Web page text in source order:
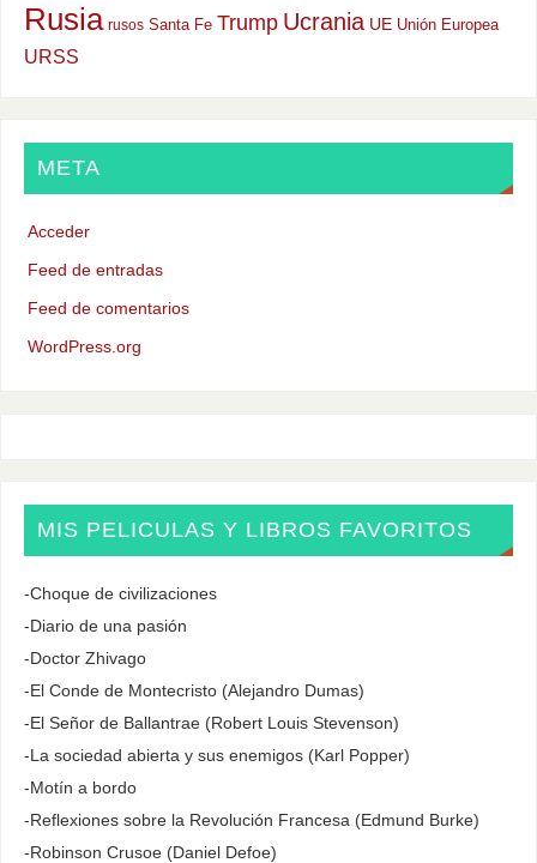
Rusia rusos Santa Fe Trump Ucrania UE Unión Europea
URSS
META
Acceder
Feed de entradas
Feed de comentarios
WordPress.org
MIS PELICULAS Y LIBROS FAVORITOS
-Choque de civilizaciones
-Diario de una pasión
-Doctor Zhivago
-El Conde de Montecristo (Alejandro Dumas)
-El Señor de Ballantrae (Robert Louis Stevenson)
-La sociedad abierta y sus enemigos (Karl Popper)
-Motín a bordo
-Reflexiones sobre la Revolución Francesa (Edmund Burke)
-Robinson Crusoe (Daniel Defoe)